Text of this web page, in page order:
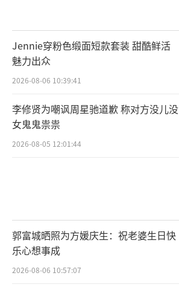
Jennie穿粉色缎面短款套装 甜酷鲜活
魅力出众
2026-08-06 10:39:41
李修贤为嘲讽周星驰道歉 称对方没儿没
女鬼鬼祟祟
2026-08-05 12:01:44
郭富城晒照为方媛庆生：祝老婆生日快
乐心想事成
2026-08-06 10:57:07